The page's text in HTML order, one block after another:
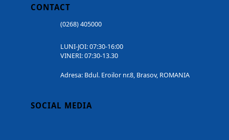
CONTACT
(0268) 405000
LUNI-JOI: 07:30-16:00
VINERI: 07:30-13.30
Adresa: Bdul. Eroilor nr.8, Brasov, ROMANIA
SOCIAL MEDIA